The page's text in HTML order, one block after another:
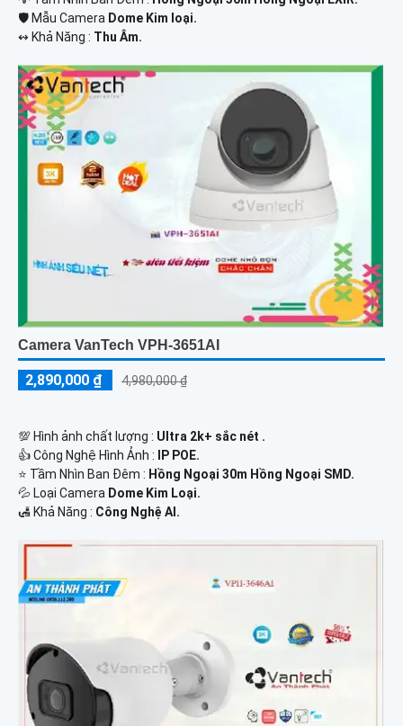
🛡 Mẫu Camera Dome Kim loại.
️↭ Khả Năng : Thu Âm.
Camera VanTech VPH-3651AI
2,890,000 ₫ 4,980,000 ₫
💯 Hình ảnh chất lượng : Ultra 2k+ sắc nét .
👍 Công Nghệ Hình Ảnh :
IP POE.
⭐ Tầm Nhìn Ban Đêm : Hồng Ngoại 30m Hồng Ngoại SMD.
💦 Loại Camera Dome Kim Loại.
️🛃 Khả Năng : Công Nghệ AI.